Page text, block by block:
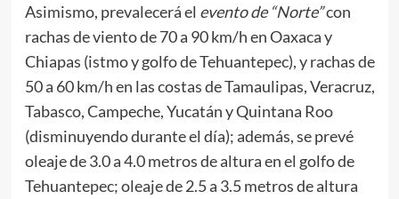
Asimismo, prevalecerá el evento de “Norte”con
rachas de viento de 70 a 90 km/h en Oaxaca y
Chiapas (istmo y golfo de Tehuantepec), y rachas de
50 a 60 km/h en las costas de Tamaulipas, Veracruz,
Tabasco, Campeche, Yucatán y Quintana Roo
(disminuyendo durante el día); además, se prevé
oleaje de 3.0 a 4.0 metros de altura en el golfo de
Tehuantepec; oleaje de 2.5 a 3.5 metros de altura